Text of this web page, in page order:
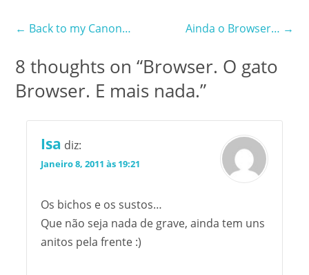
Post
navigation
← Back to my Canon… Ainda o Browser… →
8 thoughts on “Browser. O gato
Browser. E mais nada.”
Isa diz:
Janeiro 8, 2011 às 19:21
Os bichos e os sustos…
Que não seja nada de grave, ainda tem uns
anitos pela frente :)